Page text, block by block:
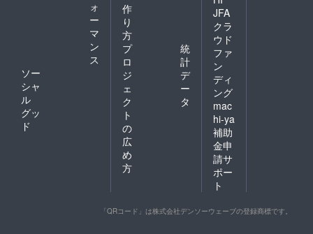
ォ
ー
マ
ン
ス
ソー
シャ
ル
グッ
ド
作
り
方
プ
ロ
ジ
ェ
ク
ト
の
広
め
方
統
計
デ
ー
タ
JFA
クラ
ウド
ファ
ン
ディ
ング
mac
hi-ya
補助
金申
請サ
ポー
ト
「QRコード」は株式会社デンソーウェーブの登録商標です。